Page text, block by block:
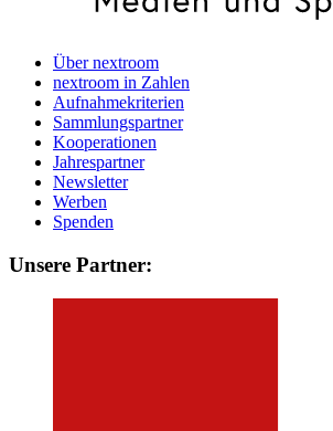
Über nextroom
nextroom in Zahlen
Aufnahmekriterien
Sammlungspartner
Kooperationen
Jahrespartner
Newsletter
Werben
Spenden
Unsere Partner: